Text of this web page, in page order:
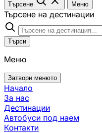
Търсене Меню
Търсене на дестинации
Търси
Меню
Затвори менюто
Начало
За нас
Дестинации
Автобуси под наем
Контакти